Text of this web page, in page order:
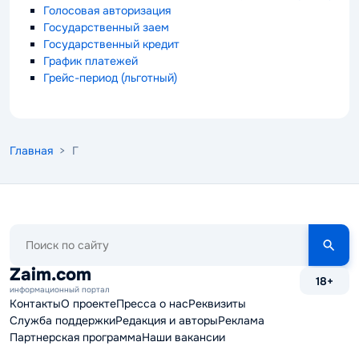
Голосовая авторизация
Государственный заем
Государственный кредит
График платежей
Грейс-период (льготный)
Главная > Г
сайту
Zaim.com
информационный портал
18+
КонтактыО проектеПресса о насРеквизиты
Служба поддержкиРедакция и авторыРеклама
Партнерская программаНаши вакансии